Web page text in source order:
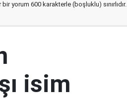
yorum 600 karakterle (boşluklu) sınırlıdır.
isim